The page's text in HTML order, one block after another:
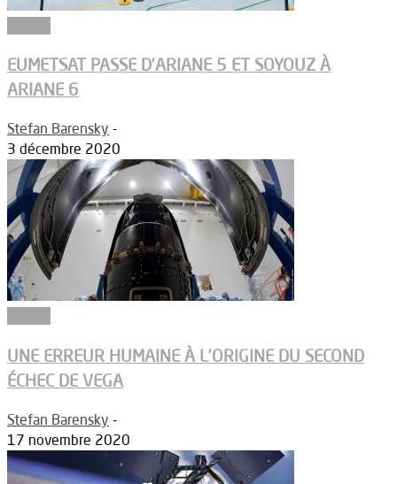
EUMETSAT PASSE D’ARIANE 5 ET SOYOUZ À
ARIANE 6
Stefan Barensky -
3 décembre 2020
UNE ERREUR HUMAINE À L’ORIGINE DU SECOND
ÉCHEC DE VEGA
Stefan Barensky -
17 novembre 2020